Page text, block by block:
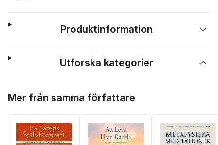
Produktinformation
Utforska kategorier
Mer från samma författare